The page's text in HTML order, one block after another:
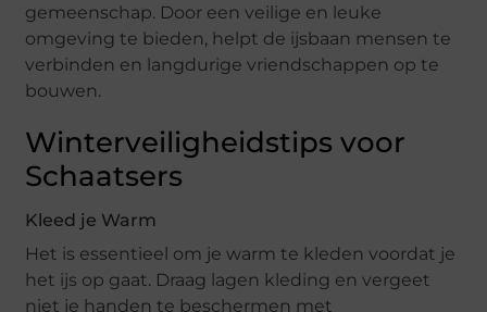
gemeenschap. Door een veilige en leuke
omgeving te bieden, helpt de ijsbaan mensen te
verbinden en langdurige vriendschappen op te
bouwen.
Winterveiligheidstips voor
Schaatsers
Kleed je Warm
Het is essentieel om je warm te kleden voordat je
het ijs op gaat. Draag lagen kleding en vergeet
niet je handen te beschermen met